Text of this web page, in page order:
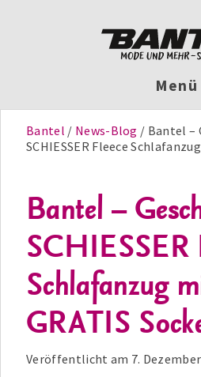
Menü
Bantel News-Blog
Bantel –
SCHIESSER Fleece
Bantel –
SCHIESSER
Schlafanzug
GRATIS
Veröffentlicht am 7.